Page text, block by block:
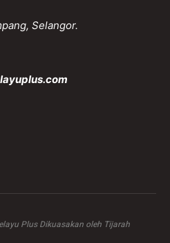
Selangor.
Plus Dikuasakan oleh Tijarah